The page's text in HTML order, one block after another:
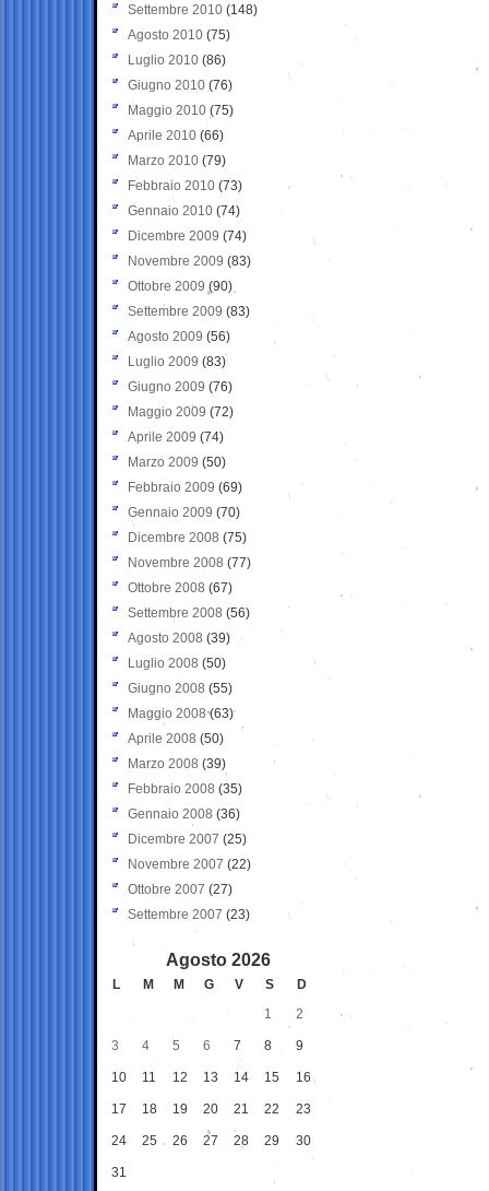
Settembre 2010 (148)
Agosto 2010 (75)
Luglio 2010 (86)
Giugno 2010 (76)
Maggio 2010 (75)
Aprile 2010 (66)
Marzo 2010 (79)
Febbraio 2010 (73)
Gennaio 2010 (74)
Dicembre 2009 (74)
Novembre 2009 (83)
Ottobre 2009 (90)
Settembre 2009 (83)
Agosto 2009 (56)
Luglio 2009 (83)
Giugno 2009 (76)
Maggio 2009 (72)
Aprile 2009 (74)
Marzo 2009 (50)
Febbraio 2009 (69)
Gennaio 2009 (70)
Dicembre 2008 (75)
Novembre 2008 (77)
Ottobre 2008 (67)
Settembre 2008 (56)
Agosto 2008 (39)
Luglio 2008 (50)
Giugno 2008 (55)
Maggio 2008(63)
Aprile 2008 (50)
Marzo 2008 (39)
Febbraio 2008 (35)
Gennaio 2008 (36)
Dicembre 2007 (25)
Novembre 2007 (22)
Ottobre 2007 (27)
Settembre 2007 (23)
Agosto 2026
L M M G V S
D
1
2
3 4 5 6 7 8 9
10 11 12 13 14 15 16
17 18 19 20 21 22 23
24 25 26 27 28 29 30
31